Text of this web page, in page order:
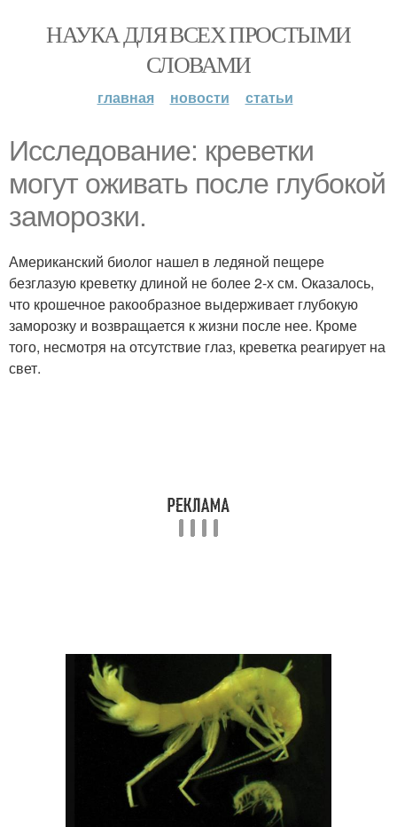
НАУКА ДЛЯ ВСЕХ ПРОСТЫМИ
СЛОВАМИ
главная новости статьи
Исследование: креветки
могут оживать после глубокой
заморозки.
Американский биолог нашел в ледяной пещере
безглазую креветку длиной не более 2-х см. Оказалось,
что крошечное ракообразное выдерживает глубокую
заморозку и возвращается к жизни после нее. Кроме
того, несмотря на отсутствие глаз, креветка реагирует на
свет.